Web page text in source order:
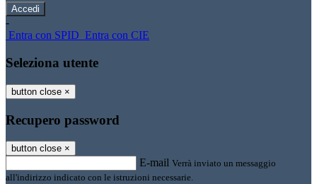
-
Entra con SPID Entra con CIE
Seleziona utente
button close ×
Recupero password
button close ×
E-mail Verrà inviato un messaggio
all'indirizzo indicato con le istruzioni necessarie.